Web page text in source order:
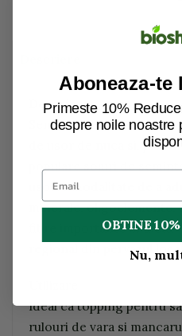
Descriere:
Semintele de lucerna bio
de usor de nuca si, prin
populare soiuri de
usoara modalitate de a
minerale,
fibre importante in dieta
regional din pervazul
Ideal ca topping pentru
rulouri de vara si
Aboneaza-te
Primeste 10%
despre noile noastre
OBTINE
Nu,